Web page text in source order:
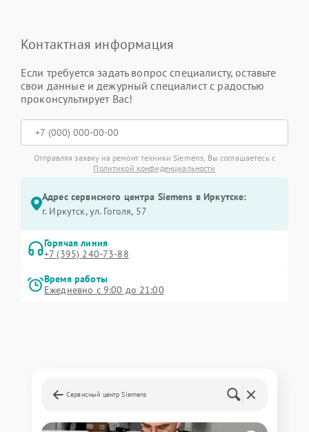
Контактная информация
Если требуется задать вопрос специалисту, оставьте
свои данные и дежурный специалист с радостью
проконсультирует Вас!
Отправляя заявку на ремонт техники Siemens, Вы соглашаетесь с
Политикой конфиденциальности
Адрес сервисного центра Siemens в Иркутске:
г. Иркутск, ул. ​Гоголя, 57
Горячая линия
+7 (395) 240-73-88
Время работы
Ежедневно с 9:00 до 21:00
Сервисный центр Siemens